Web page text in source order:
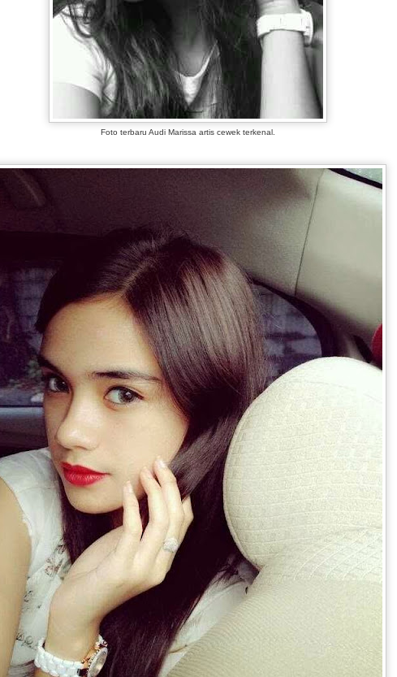
Foto terbaru Audi Marissa artis cewek terkenal.